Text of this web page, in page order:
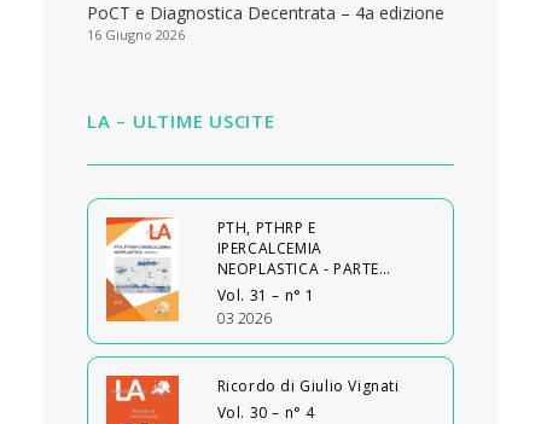
PoCT e Diagnostica Decentrata – 4a edizione
16 Giugno 2026
LA – ULTIME USCITE
PTH, PTHRP E
IPERCALCEMIA
NEOPLASTICA - PARTE…
Vol. 31 – n° 1
03 2026
Ricordo di Giulio Vignati
Vol. 30 – n° 4